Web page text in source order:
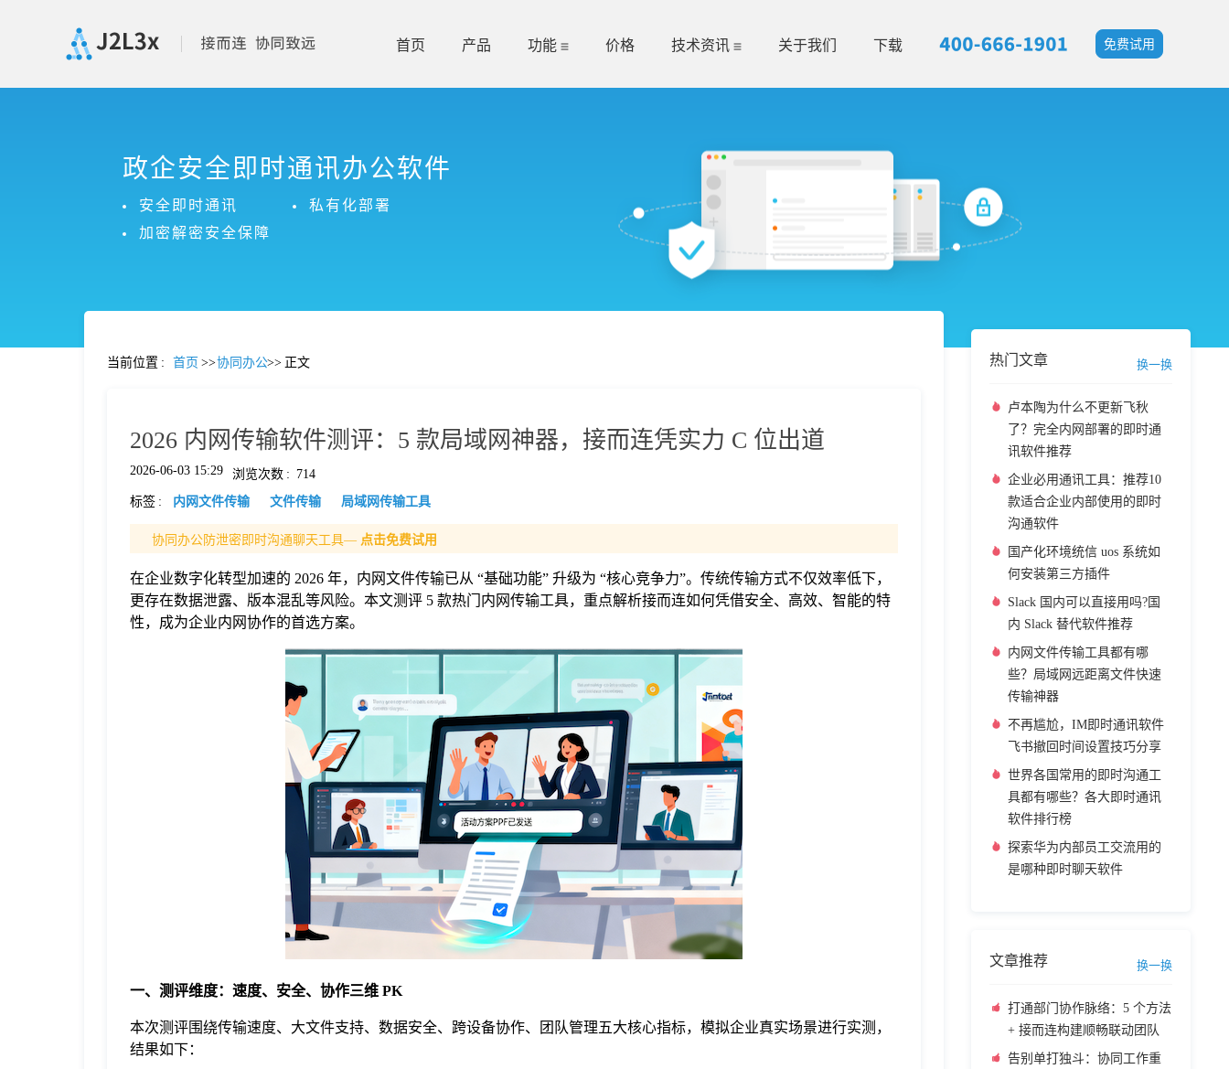
首页 产品 功能 价格 技术资讯 关于我们 下载 免费试用
政企安全即时通讯办公软件
安全即时通讯
私有化部署
加密解密安全保障
当前位置 : 首页 >>协同办公>> 正文
2026 内网传输软件测评：5 款局域网神器，接而连凭实力 C 位出道
2026-06-03 15:29 浏览次数 : 714
标签 : 内网文件传输 文件传输 局域网传输工具
协同办公防泄密即时沟通聊天工具— 点击免费试用
在企业数字化转型加速的 2026 年，内网文件传输已从 “基础功能” 升级为 “核心竞争力”。传统传输方式不仅效率低下，
更存在数据泄露、版本混乱等风险。本文测评 5 款热门内网传输工具，重点解析接而连如何凭借安全、高效、智能的特
性，成为企业内网协作的首选方案。
一、测评维度：速度、安全、协作三维 PK
本次测评围绕传输速度、大文件支持、数据安全、跨设备协作、团队管理五大核心指标，模拟企业真实场景进行实测，
结果如下：
热门文章 换一换
卢本陶为什么不更新飞秋
了？完全内网部署的即时通
讯软件推荐
企业必用通讯工具：推荐10
款适合企业内部使用的即时
沟通软件
国产化环境统信 uos 系统如
何安装第三方插件
Slack 国内可以直接用吗?国
内 Slack 替代软件推荐
内网文件传输工具都有哪
些？局域网远距离文件快速
传输神器
不再尴尬，IM即时通讯软件
飞书撤回时间设置技巧分享
世界各国常用的即时沟通工
具都有哪些？各大即时通讯
软件排行榜
探索华为内部员工交流用的
是哪种即时聊天软件
文章推荐 换一换
打通部门协作脉络：5 个方法
+ 接而连构建顺畅联动团队
告别单打独斗：协同工作重